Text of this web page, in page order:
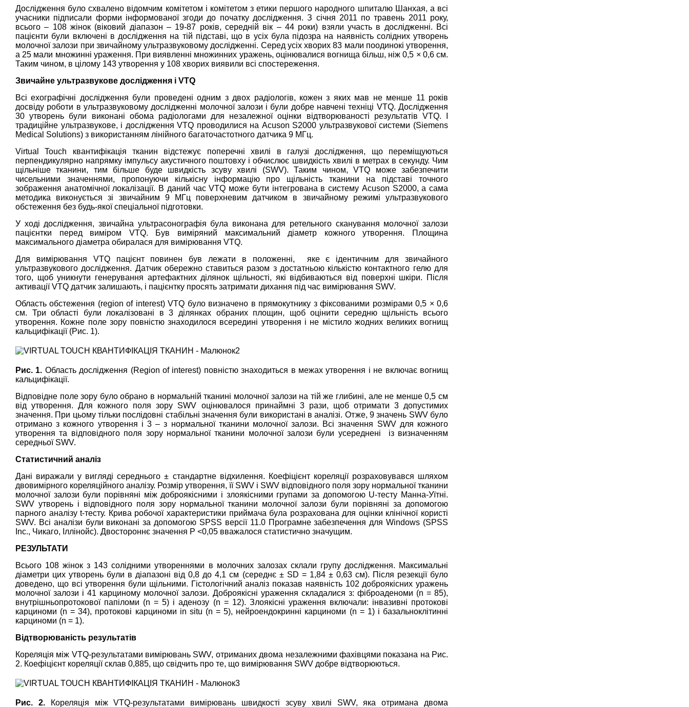
Дослідження було схвалено відомчим комітетом і комітетом з етики першого народного шпиталю Шанхая, а всі
учасники підписали форми інформованої згоди до початку дослідження. З січня 2011 по травень 2011 року,
всього – 108 жінок (віковий діапазон – 19-87 років, середній вік – 44 роки) взяли участь в дослідженні. Всі
пацієнти були включені в дослідження на тій підставі, що в усіх була підозра на наявність солідних утворень
молочної залози при звичайному ультразвуковому дослідженні. Серед усіх хворих 83 мали поодинокі утворення,
а 25 мали множинні ураження. При виявленні множинних уражень, оцінювалися вогнища більш, ніж 0,5 × 0,6 см.
Таким чином, в цілому 143 утворення у 108 хворих виявили всі спостереження.
Звичайне ультразвукове дослідження і VTQ
Всі ехографічні дослідження були проведені одним з двох радіологів, кожен з яких мав не менше 11 років
досвіду роботи в ультразвуковому дослідженні молочної залози і були добре навчені техніці VTQ. Дослідження
30 утворень були виконані обома радіологами для незалежної оцінки відтворюваності результатів VTQ. І
традиційне ультразвукове, і дослідження VTQ проводилися на Acuson S2000 ультразвукової системи (Siemens
Medical Solutions) з використанням лінійного багаточастотного датчика 9 МГц.
Virtual Touch квантифікація тканин відстежує поперечні хвилі в галузі дослідження, що переміщуються
перпендикулярно напрямку імпульсу акустичного поштовху і обчислює швидкість хвилі в метрах в секунду. Чим
щільніше тканини, тим більше буде швидкість зсуву хвилі (SWV). Таким чином, VTQ може забезпечити
чисельними значеннями, пропонуючи кількісну інформацію про щільність тканини на підставі точного
зображення анатомічної локалізації. В даний час VTQ може бути інтегрована в систему Acuson S2000, а сама
методика виконується зі звичайним 9 МГц поверхневим датчиком в звичайному режимі ультразвукового
обстеження без будь-якої спеціальної підготовки.
У ході дослідження, звичайна ультрасонографія була виконана для ретельного сканування молочної залози
пацієнтки перед виміром VTQ. Був виміряний максимальний діаметр кожного утворення. Площина
максимального діаметра обиралася для вимірювання VTQ.
Для вимірювання VTQ пацієнт повинен був лежати в положенні, яке є ідентичним для звичайного
ультразвукового дослідження. Датчик обережно ставиться разом з достатньою кількістю контактного гелю для
того, щоб уникнути генерування артефактних ділянок щільності, які відбиваються від поверхні шкіри. Після
активації VTQ датчик залишають, і пацієнтку просять затримати дихання під час вимірювання SWV.
Область обстеження (region of interest) VTQ було визначено в прямокутнику з фіксованими розмірами 0,5 × 0,6
см. Три області були локалізовані в 3 ділянках обраних площин, щоб оцінити середню щільність всього
утворення. Кожне поле зору повністю знаходилося всередині утворення і не містило жодних великих вогнищ
кальцифікації (Рис. 1).
Рис. 1. Область дослідження (Region of interest) повністю знаходиться в межах утворення і не включає вогнищ
кальцифікації.
Відповідне поле зору було обрано в нормальній тканині молочної залози на тій же глибині, але не менше 0,5 см
від утворення. Для кожного поля зору SWV оцінювалося принаймні 3 рази, щоб отримати 3 допустимих
значення. При цьому тільки послідовні стабільні значення були використані в аналізі. Отже, 9 значень SWV було
отримано з кожного утворення і 3 – з нормальної тканини молочної залози. Всі значення SWV для кожного
утворення та відповідного поля зору нормальної тканини молочної залози були усереднені із визначенням
середньої SWV.
Статистичний аналіз
Дані виражали у вигляді середнього ± стандартне відхилення. Коефіцієнт кореляції розраховувався шляхом
двовимірного кореляційного аналізу. Розмір утворення, її SWV і SWV відповідного поля зору нормальної тканини
молочної залози були порівняні між доброякісними і злоякісними групами за допомогою U-тесту Манна-Уїтні.
SWV утворень і відповідного поля зору нормальної тканини молочної залози були порівняні за допомогою
парного аналізу t-тесту. Крива робочої характеристики приймача була розрахована для оцінки клінічної користі
SWV. Всі аналізи були виконані за допомогою SPSS версії 11.0 Програмне забезпечення для Windows (SPSS
Inc., Чикаго, Іллінойс). Двостороннє значення P <0,05 вважалося статистично значущим.
РЕЗУЛЬТАТИ
Всього 108 жінок з 143 солідними утвореннями в молочних залозах склали групу дослідження. Максимальні
діаметри цих утворень були в діапазоні від 0,8 до 4,1 см (середнє ± SD = 1,84 ± 0,63 см). Після резекції було
доведено, що всі утворення були щільними. Гістологічний аналіз показав наявність 102 доброякісних уражень
молочної залози і 41 карциному молочної залози. Доброякісні ураження складалися з: фіброаденоми (n = 85),
внутрішньопротокової папіломи (n = 5) і аденозу (n = 12). Злоякісні ураження включали: інвазивні протокові
карциноми (n = 34), протокові карциноми in situ (n = 5), нейроендокринні карциноми (n = 1) і базальноклітинні
карциноми (n = 1).
Відтворюваність результатів
Кореляція між VTQ-результатами вимірювань SWV, отриманих двома незалежними фахівцями показана на Рис.
2. Коефіцієнт кореляції склав 0,885, що свідчить про те, що вимірювання SWV добре відтворюються.
Рис. 2.Кореляція між VTQ-результатами вимірювань швидкості зсуву хвилі SWV, яка отримана двома